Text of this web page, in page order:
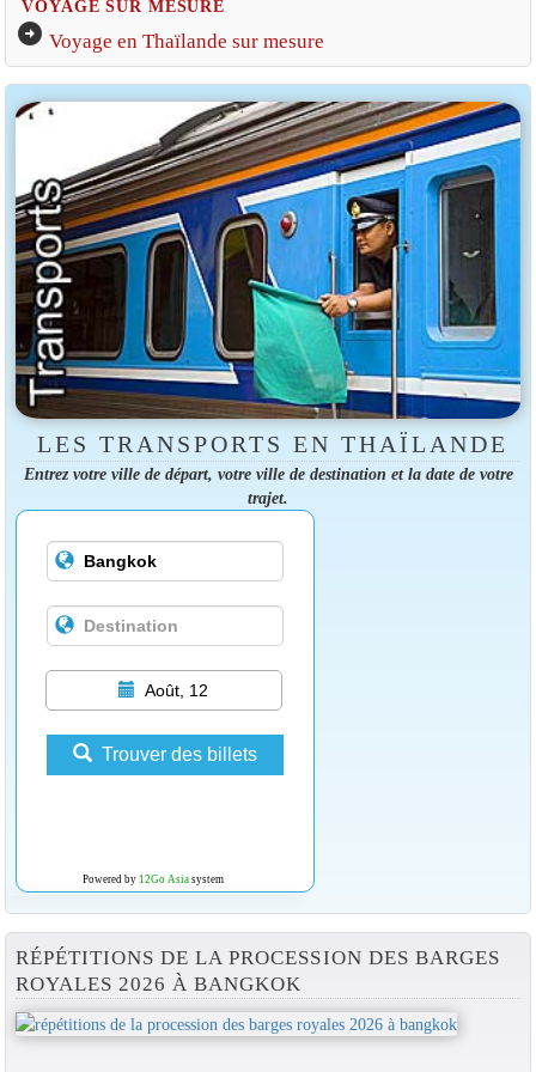
VOYAGE SUR MESURE
arrow_circle_right Voyage en Thaïlande sur mesure
LES TRANSPORTS EN THAÏLANDE
Entrez votre ville de départ, votre ville de destination et la date de votre
trajet.
Août, 12
Trouver des billets
Powered by 12Go Asiasystem
RÉPÉTITIONS DE LA PROCESSION DES BARGES
ROYALES 2026 À BANGKOK